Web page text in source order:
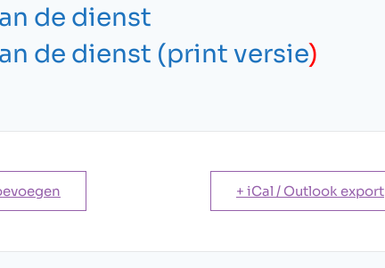
de dienst
de dienst (print versie)
+ iCal / Outlook export